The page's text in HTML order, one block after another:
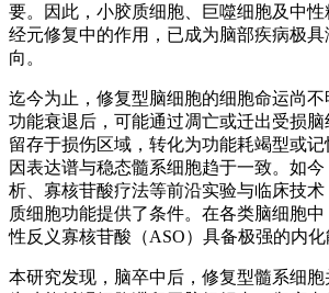
要。因此，小胶质细胞、巨噬细胞及中
经元修复中的作用，已成为脑部疾病极
向。
迄今为止，修复型脑细胞的细胞命运尚
功能衰退后，可能通过凋亡或迁出受损
留存于损伤区域，转化为功能耗竭型或
因表达谱与稳态髓系细胞趋于一致。如
析、寡核苷酸疗法等前沿实验与临床技
质细胞功能提供了条件。在各类脑细胞
性反义寡核苷酸（ASO）具备极强的内化
本研究发现，脑卒中后，修复型髓系细